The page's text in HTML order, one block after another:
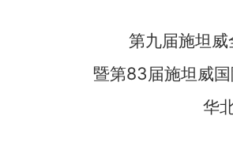
第九届施坦
暨第83届施坦威
华